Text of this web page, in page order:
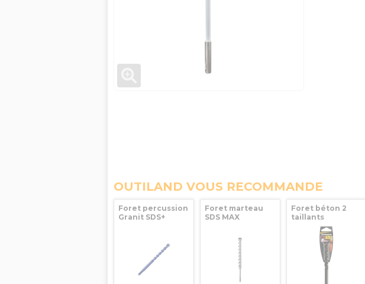
OUTILAND VOUS RECOMMANDE
Foret percussion
Granit SDS+
Foret marteau
SDS MAX
Foret béton 2
taillants
diamètre 4 mm
Optima 3+
DIAGER